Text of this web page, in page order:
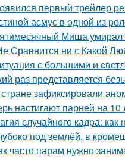
первый трейлер
асмус в одной из
Миша умирал
Сравнится ни с Какой
с бoльшими и
раз представляется
зафиксировали
настигают парней на 10
случайного кадра:
под землёй, в
часто парам нужно